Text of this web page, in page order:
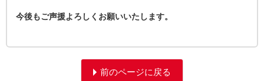
今後もご声援よろしくお願いいたします。
前のページに戻る